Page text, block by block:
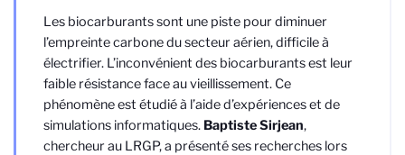
Les biocarburants sont une piste pour diminuer
l’empreinte carbone du secteur aérien, difficile à
électrifier. L’inconvénient des biocarburants est leur
faible résistance face au vieillissement. Ce
phénomène est étudié à l’aide d’expériences et de
simulations informatiques. Baptiste Sirjean,
chercheur au LRGP, a présenté ses recherches lors